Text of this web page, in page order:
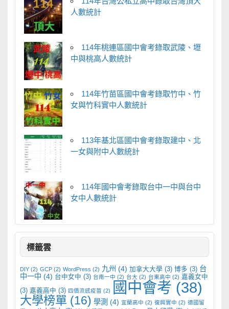
人數統計
114年桃連區國中會考錄取武陵、壢
中與桃高人數統計
114年竹苗區國中會考錄取竹中、竹
女與竹科實中人數統計
113年基北區國中會考錄取建中、北
一女與附中人數統計
114年國中會考錄取台中一中與台中
女中人數統計
標籤雲
DIY(2) GCP(2) WordPress (2) 九州 (4) 加拿大大學 (3) 博多 (3) 台
中一中 (4) 台中女中 (3) 台南一中 (2) 台大 (2) 台東高中 (2) 嘉義女中
(3) 嘉義高中 (3) 四價流感疫苗 (2) 國中會考 (38)
大學榜單 (16) 學測 (4) 宜蘭高中 (2) 復興實中 (2) 德國留